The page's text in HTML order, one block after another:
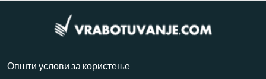
Општи услови за користење